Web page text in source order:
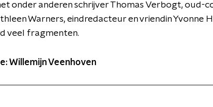
onder anderen schrijver Thomas Verbogt, oud-
Warners, eindredacteur en vriendin Yvonne
veel fragmenten.
Willemijn Veenhoven